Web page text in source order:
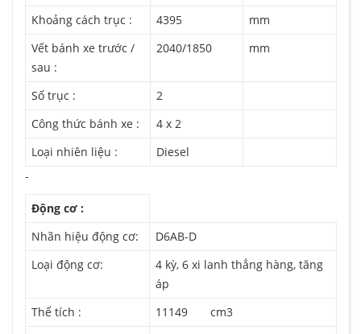
Khoảng cách trục : 4395
mm
Vết bánh xe trước /
sau :
2040/1850 mm
Số trục :
2
Công thức bánh xe :
4 x 2
Loại nhiên liệu :
Diesel
-
Động cơ :
Nhãn hiệu động cơ:
D6AB-D
Loại động cơ:
4 kỳ, 6 xi lanh thẳng hàng, tăng
áp
Thể tích :
11149 cm3